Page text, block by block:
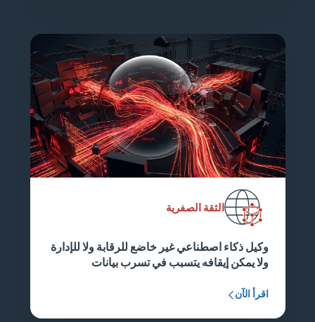
الثقة الصفرية
وكيل ذكاء اصطناعي غير خاضع للرقابة ولا للإدارة
ولا يمكن إيقافه يتسبب في تسرب بيانات
اقرأ الآن